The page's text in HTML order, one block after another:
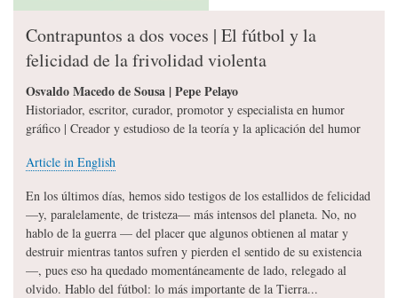
Contrapuntos a dos voces | El fútbol y la
felicidad de la frivolidad violenta
Osvaldo Macedo de Sousa | Pepe Pelayo
Historiador, escritor, curador, promotor y especialista en humor
gráfico | Creador y estudioso de la teoría y la aplicación del humor
Article in English
En los últimos días, hemos sido testigos de los estallidos de felicidad
—y, paralelamente, de tristeza— más intensos del planeta. No, no
hablo de la guerra — del placer que algunos obtienen al matar y
destruir mientras tantos sufren y pierden el sentido de su existencia
—, pues eso ha quedado momentáneamente de lado, relegado al
olvido. Hablo del fútbol: lo más importante de la Tierra...